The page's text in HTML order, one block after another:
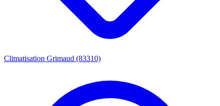
Climatisation Grimaud (83310)